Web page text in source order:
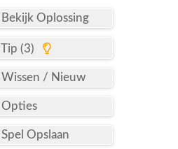
Bekijk Oplossing
Tip (3)
Wissen / Nieuw
Opties
Spel Opslaan